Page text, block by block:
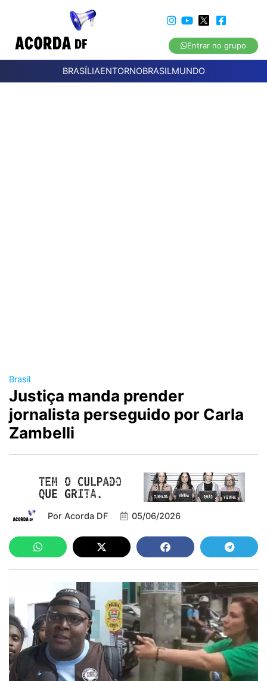
Entrar no grupo
BRASÍLIAENTORNOBRASILMUNDO
Brasil
Justiça manda prender
jornalista perseguido por Carla
Zambelli
Por Acorda DF 05/06/2026